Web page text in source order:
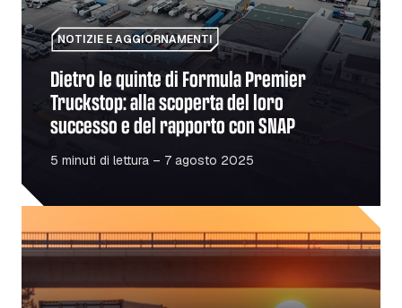
NOTIZIE E AGGIORNAMENTI
Dietro le quinte di Formula Premier
Truckstop: alla scoperta del loro
successo e del rapporto con SNAP
5 minuti di lettura – 7 agosto 2025
L'impatto dell'ondata di caldo in Europa sulla mobilità: